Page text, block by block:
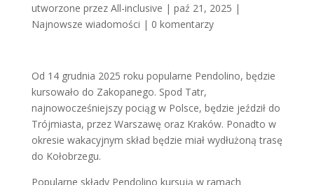
utworzone przez All-inclusive | paź 21, 2025 |
Najnowsze wiadomości | 0 komentarzy
Od 14 grudnia 2025 roku popularne Pendolino, będzie
kursowało do Zakopanego. Spod Tatr,
najnowocześniejszy pociąg w Polsce, będzie jeździł do
Trójmiasta, przez Warszawę oraz Kraków. Ponadto w
okresie wakacyjnym skład będzie miał wydłużoną trasę
do Kołobrzegu.
Popularne składy Pendolino kursują w ramach